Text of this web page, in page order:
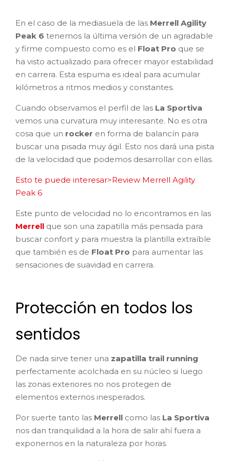
En el caso de la mediasuela de las Merrell Agility
Peak 6 tenemos la última versión de un agradable
y firme compuesto como es el Float Pro que se
ha visto actualizado para ofrecer mayor estabilidad
en carrera. Esta espuma es ideal para acumular
kilómetros a ritmos medios y constantes.
Cuando observamos el perfil de las La Sportiva
vemos una curvatura muy interesante. No es otra
cosa que un rocker en forma de balancín para
buscar una pisada muy ágil. Esto nos dará una pista
de la velocidad que podemos desarrollar con ellas.
Esto te puede interesar>Review Merrell Agility
Peak 6
Este punto de velocidad no lo encontramos en las
Merrell que son una zapatilla más pensada para
buscar confort y para muestra la plantilla extraíble
que también es de Float Pro para aumentar las
sensaciones de suavidad en carrera.
Protección en todos los
sentidos
De nada sirve tener una zapatilla trail running
perfectamente acolchada en su núcleo si luego
las zonas exteriores no nos protegen de
elementos externos inesperados.
Por suerte tanto las Merrell como las La Sportiva
nos dan tranquilidad a la hora de salir ahí fuera a
exponernos en la naturaleza por horas.